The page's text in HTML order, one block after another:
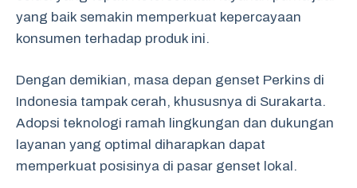
yang baik semakin memperkuat kepercayaan
konsumen terhadap produk ini.
Dengan demikian, masa depan genset Perkins di
Indonesia tampak cerah, khususnya di Surakarta.
Adopsi teknologi ramah lingkungan dan dukungan
layanan yang optimal diharapkan dapat
memperkuat posisinya di pasar genset lokal.